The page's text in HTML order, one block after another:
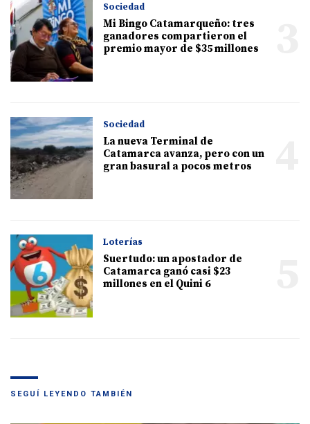
Sociedad
Mi Bingo Catamarqueño: tres
ganadores compartieron el
premio mayor de $35 millones
Sociedad
La nueva Terminal de
Catamarca avanza, pero con un
gran basural a pocos metros
Loterías
Suertudo: un apostador de
Catamarca ganó casi $23
millones en el Quini 6
SEGUÍ LEYENDO TAMBIÉN